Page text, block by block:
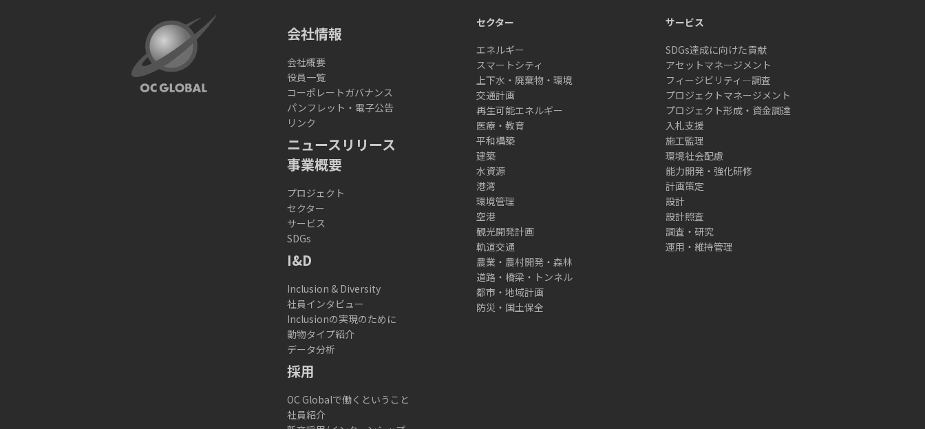
会社情報
会社概要
役員一覧
コーポレートガバナンス
パンフレット・電子公告
リンク
ニュースリリース
事業概要
プロジェクト
セクター
サービス
SDGs
I&D
Inclusion & Diversity
社員インタビュー
Inclusionの実現のために
動物タイプ紹介
データ分析
採用
OC Globalで働くということ
社員紹介
セクター
エネルギー
スマートシティ
上下水・廃棄物・環境
交通計画
再生可能エネルギー
医療・教育
平和構築
建築
水資源
港湾
環境管理
空港
観光開発計画
軌道交通
農業・農村開発・森林
道路・橋梁・トンネル
都市・地域計画
防災・国土保全
サービス
SDGs達成に向けた貢献
アセットマネージメント
フィージビリティ―調査
プロジェクトマネージメント
プロジェクト形成・資金調達
入札支援
施工監理
環境社会配慮
能力開発・強化研修
計画策定
設計
設計照査
調査・研究
運用・維持管理